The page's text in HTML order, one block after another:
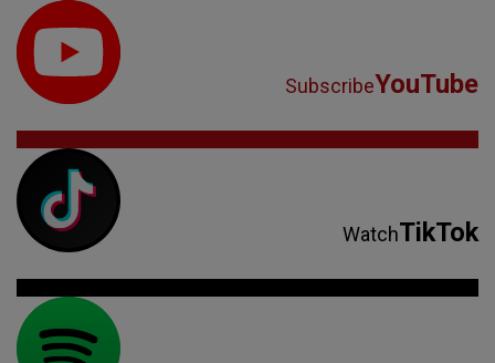
SubscribeYouTube
WatchTikTok